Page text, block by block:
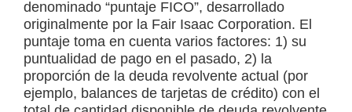
denominado “puntaje FICO”, desarrollado
originalmente por la Fair Isaac Corporation. El
puntaje toma en cuenta varios factores: 1) su
puntualidad de pago en el pasado, 2) la
proporción de la deuda revolvente actual (por
ejemplo, balances de tarjetas de crédito) con el